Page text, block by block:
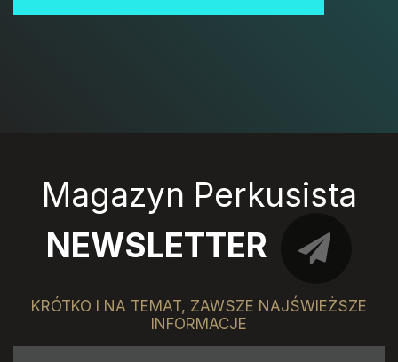
Magazyn Perkusista
NEWSLETTER
KRÓTKO I NA TEMAT, ZAWSZE NAJŚWIEŻSZE
INFORMACJE